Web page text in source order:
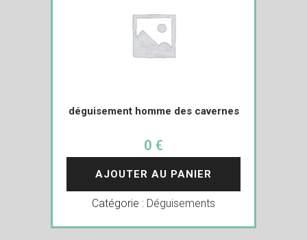
déguisement homme des cavernes
0 €
AJOUTER AU PANIER
Catégorie : Déguisements